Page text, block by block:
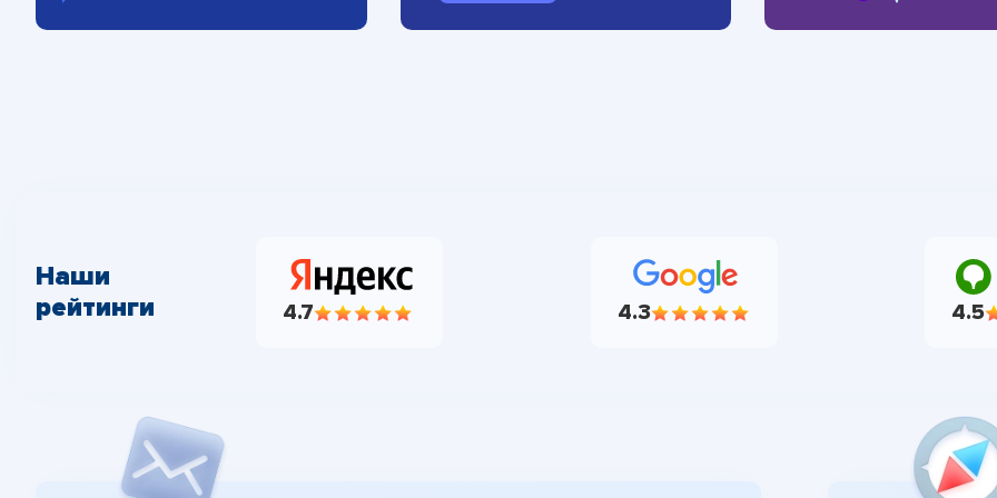
Наши
рейтинги
4.7 4.3 4.5